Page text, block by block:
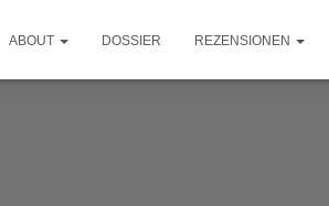
ABOUT DOSSIER REZENSIONEN